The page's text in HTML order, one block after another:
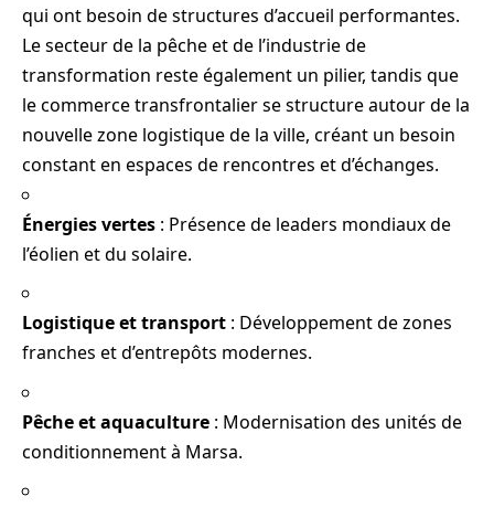
qui ont besoin de structures d’accueil performantes.
Le secteur de la pêche et de l’industrie de
transformation reste également un pilier, tandis que
le commerce transfrontalier se structure autour de la
nouvelle zone logistique de la ville, créant un besoin
constant en espaces de rencontres et d’échanges.
Énergies vertes : Présence de leaders mondiaux de
l’éolien et du solaire.
Logistique et transport : Développement de zones
franches et d’entrepôts modernes.
Pêche et aquaculture : Modernisation des unités de
conditionnement à Marsa.